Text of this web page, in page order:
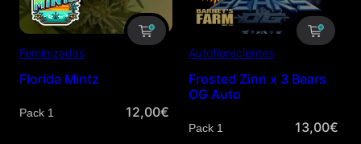
Feminizadas
Florida Mintz
Cantidad 12,00€
Autoflorecientes
Frosted Zinn x 3 Bears
OG Auto
Cantidad 13,00€